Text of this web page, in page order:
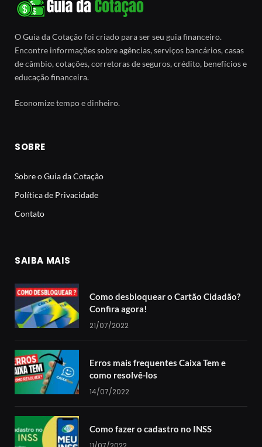
O Guia da Cotação foi criado para ser seu guia financeiro.
Encontre informações sobre agências, serviços bancários, casas
de câmbio, cotações, corretoras de seguros, crédito, benefícios e
educação financeira.
Economize tempo e dinheiro.
SOBRE
Sobre o Guia da Cotação
Política de Privacidade
Contato
SAIBA MAIS
Como desbloquear o Cartão Cidadão?
Confira agora!
21/07/2022
Erros mais frequentes Caixa Tem e
como resolvê-los
14/07/2022
Como fazer o cadastro no INSS